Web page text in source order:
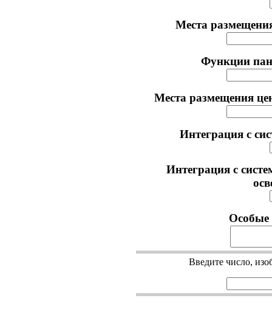
Места
Функции
Места размещения
Интеграция с
Интеграция с
Особые
Введите число,